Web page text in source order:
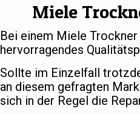
Miele
Bei einem Miele
hervorragendes
Sollte im Einzelfall
an diesem gefragten
sich in der Regel die